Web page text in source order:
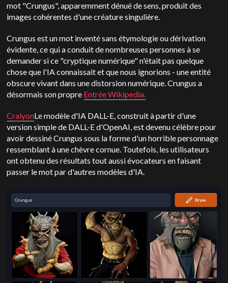
mot "Crungus", apparemment dénué de sens, produit des
images cohérentes d'une créature singulière.
Crungus est un mot inventé sans étymologie ou dérivation
évidente, ce qui a conduit de nombreuses personnes à se
demander si ce "cryptique numérique" n'était pas quelque
chose que l'IA connaissait et que nous ignorions - une entité
obscure vivant dans une distorsion numérique. Crungus a
désormais son propre Entrée Wikipedia.
CraiyonLe modèle d'IA DALL-E, construit à partir d'une
version simple de DALL-E d'OpenAI, est devenu célèbre pour
avoir dessiné Crungus sous la forme d'un horrible personnage
ressemblant à une chèvre cornue. Toutefois, les utilisateurs
ont obtenu des résultats tout aussi évocateurs en faisant
passer le mot par d'autres modèles d'IA.